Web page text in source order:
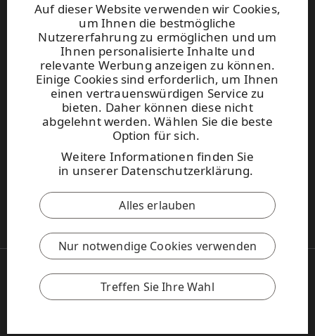
Auf dieser Website verwenden wir Cookies,
um Ihnen die bestmögliche
Nutzererfahrung zu ermöglichen und um
Ihnen personalisierte Inhalte und
relevante Werbung anzeigen zu können.
Einige Cookies sind erforderlich, um Ihnen
einen vertrauenswürdigen Service zu
bieten. Daher können diese nicht
abgelehnt werden. Wählen Sie die beste
Option für sich.
Weitere Informationen finden Sie
in unserer Datenschutzerklärung.
Alles erlauben
Nur notwendige Cookies verwenden
Treffen Sie Ihre Wahl
Websites und kontakt
UPM Raflatac Graphics Solutions
UPM Raflatac Office Products
UPM Raflatac Industrial Removables
Kontakt
Diese Seite ist durch reCAPTCHA
geschützt.DatenschutzerklärungundNutzungsbedingungen
UPM Verhaltenskodex
Copyright © 2026 UPM
UPM Global
Rechtliche Hinweise